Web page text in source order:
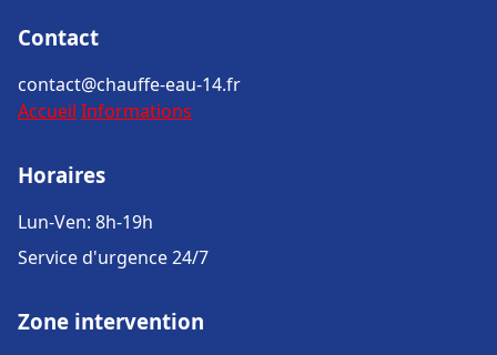
Contact
contact@chauffe-eau-14.fr
Accueil Informations
Horaires
Lun-Ven: 8h-19h
Service d'urgence 24/7
Zone intervention